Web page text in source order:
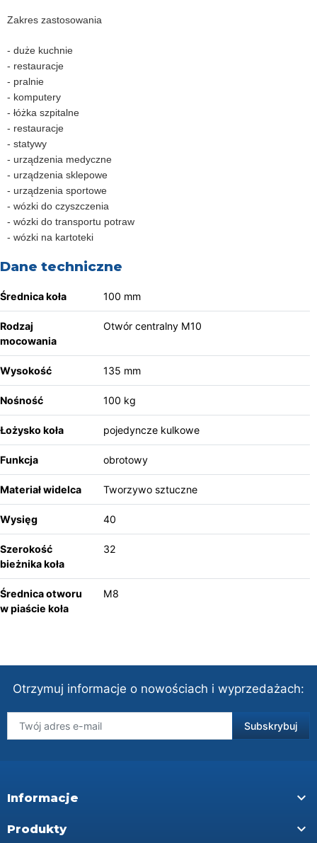
Zakres zastosowania
- duże kuchnie
- restauracje
- pralnie
- komputery
- łóżka szpitalne
- restauracje
- statywy
- urządzenia medyczne
- urządzenia sklepowe
- urządzenia sportowe
- wózki do czyszczenia
- wózki do transportu potraw
- wózki na kartoteki
Dane techniczne
Średnica koła 100 mm
Rodzaj
mocowania
Otwór centralny M10
Wysokość 135 mm
Nośność 100 kg
Łożysko koła pojedyncze kulkowe
Funkcja obrotowy
Materiał widelca Tworzywo sztuczne
Wysięg 40
Szerokość
bieżnika koła
32
Średnica otworu
w piaście koła
M8
Otrzymuj informacje o nowościach i wyprzedażach:
Informacje 
Produkty 